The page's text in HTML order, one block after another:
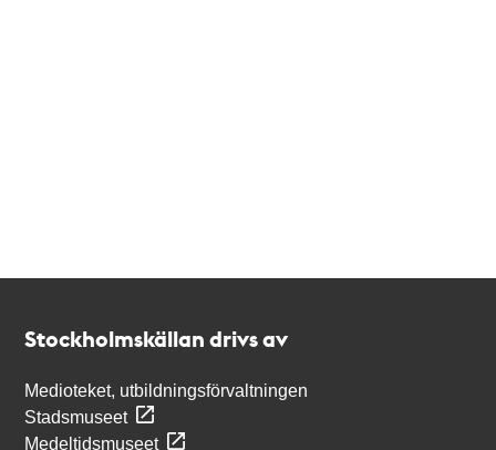
Stockholmskällan drivs av
Medioteket, utbildningsförvaltningen
Stadsmuseet
Medeltidsmuseet